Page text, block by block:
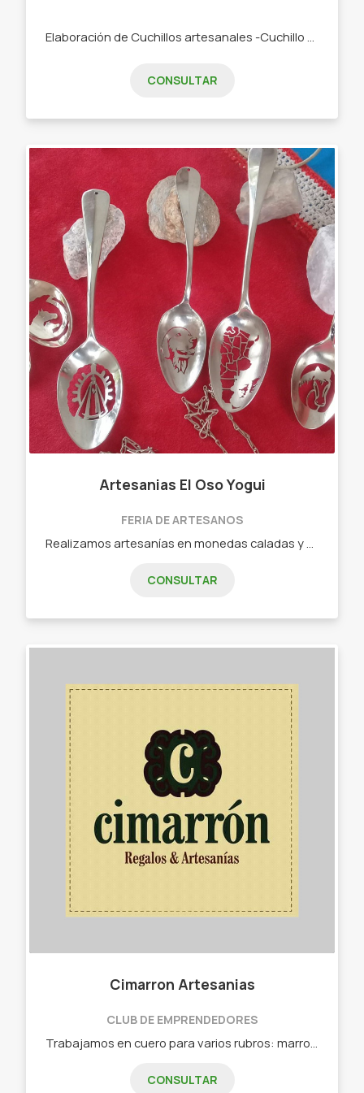
CONSULTAR
Artesanias El Oso Yogui
FERIA DE ARTESANOS
CONSULTAR
Cimarron Artesanias
CLUB DE EMPRENDEDORES
CONSULTAR